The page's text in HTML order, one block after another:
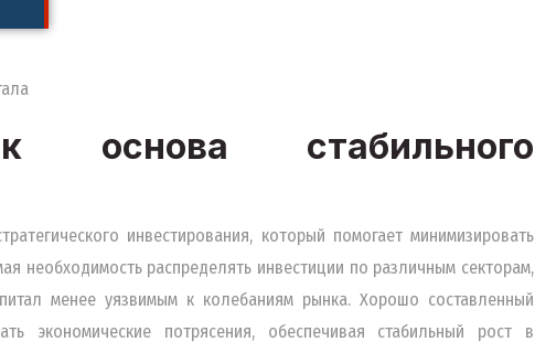
основа стабильного
инвестирования, который помогает минимизировать
необходимость распределять инвестиции по различным секторам,
менее уязвимым к колебаниям рынка. Хорошо составленный
экономические потрясения, обеспечивая стабильный рост в